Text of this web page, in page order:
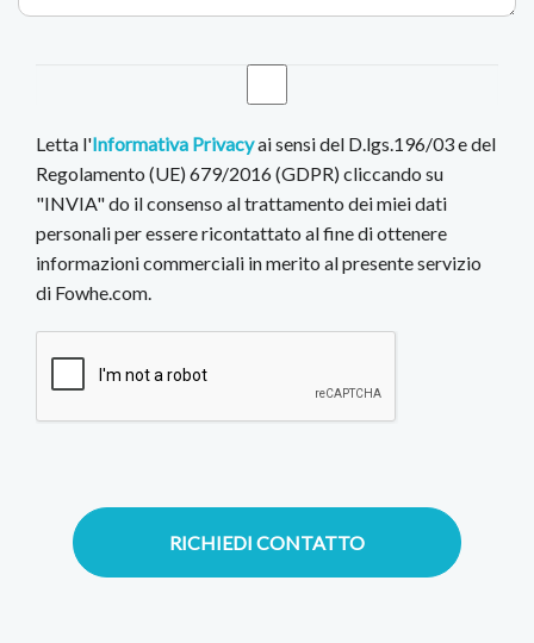
Letta l'Informativa Privacyai sensi del D.lgs.196/03 e del
Regolamento (UE) 679/2016 (GDPR) cliccando su
"INVIA" do il consenso al trattamento dei miei dati
personali per essere ricontattato al fine di ottenere
informazioni commerciali in merito al presente servizio
di Fowhe.com.
RICHIEDI CONTATTO